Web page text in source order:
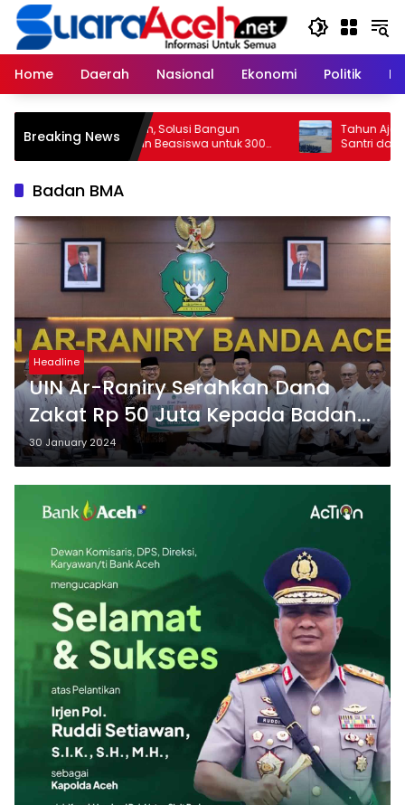
Skip
content
Home
Daerah Nasional Ekonomi Politik
Breaking News
Bangun SDM Aceh, Solusi Bangun
Andalas Salurkan Beasiswa untuk 300
Pelajar dan Mahasiswa
Tahun Ajaran Baru,
Santri dan Perkuat
Badan BMA
Headline
UIN Ar-Raniry Serahkan Dana
Zakat Rp 50 Juta Kepada Badan
BMA
30 January 2024